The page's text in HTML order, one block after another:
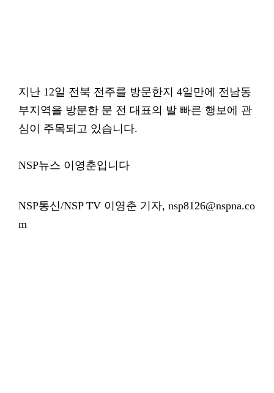
지난 12일 전북 전주를 방문한지 4일만에 전남동
부지역을 방문한 문 전 대표의 발 빠른 행보에 관
심이 주목되고 있습니다.
NSP뉴스 이영춘입니다
NSP통신/NSP TV 이영춘 기자, nsp8126@nspna.co
m